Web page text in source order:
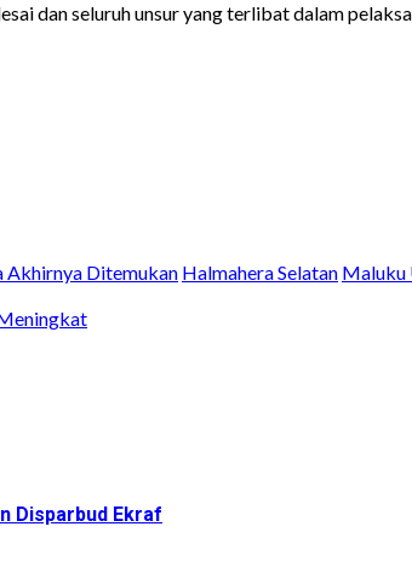
dan seluruh unsur yang terlibat dalam
Akhirnya Ditemukan Halmahera Selatan Maluku
Disparbud Ekraf